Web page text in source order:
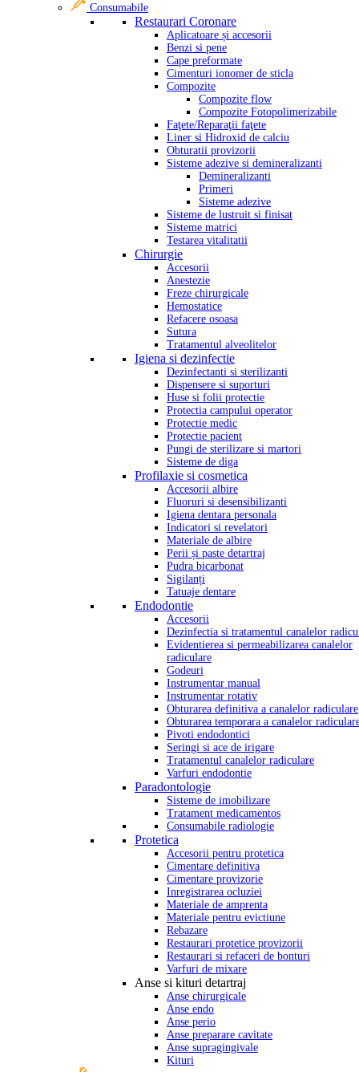
Consumabile
Restaurari Coronare
Aplicatoare și accesorii
Benzi si pene
Cape preformate
Cimenturi ionomer de sticla
Compozite
Compozite flow
Compozite Fotopolimerizabile
Faţete/Reparaţii faţete
Liner si Hidroxid de calciu
Obturatii provizorii
Sisteme adezive si demineralizanti
Demineralizanti
Primeri
Sisteme adezive
Sisteme de lustruit si finisat
Sisteme matrici
Testarea vitalitatii
Chirurgie
Accesorii
Anestezie
Freze chirurgicale
Hemostatice
Refacere osoasa
Sutura
Tratamentul alveolitelor
Igiena si dezinfectie
Dezinfectanti si sterilizanti
Dispensere si suporturi
Huse si folii protectie
Protectia campului operator
Protectie medic
Protectie pacient
Pungi de sterilizare si martori
Sisteme de diga
Profilaxie si cosmetica
Accesorii albire
Fluoruri si desensibilizanti
Igiena dentara personala
Indicatori si revelatori
Materiale de albire
Perii și paste detartraj
Pudra bicarbonat
Sigilanți
Tatuaje dentare
Endodontie
Accesorii
Dezinfectia si tratamentul canalelor
Evidentierea si permeabilizarea canalelor
radiculare
Godeuri
Instrumentar manual
Instrumentar rotativ
Obturarea definitiva a canalelor radiculare
Obturarea temporara a canalelor
Pivoti endodontici
Seringi si ace de irigare
Tratamentul canalelor radiculare
Varfuri endodontie
Paradontologie
Sisteme de imobilizare
Tratament medicamentos
Consumabile radiologie
Protetica
Accesorii pentru protetica
Cimentare definitiva
Cimentare provizorie
Inregistrarea ocluziei
Materiale de amprenta
Materiale pentru evictiune
Rebazare
Restaurari protetice provizorii
Restaurari si refaceri de bonturi
Varfuri de mixare
Anse si kituri detartraj
Anse chirurgicale
Anse endo
Anse perio
Anse preparare cavitate
Anse supragingivale
Kituri